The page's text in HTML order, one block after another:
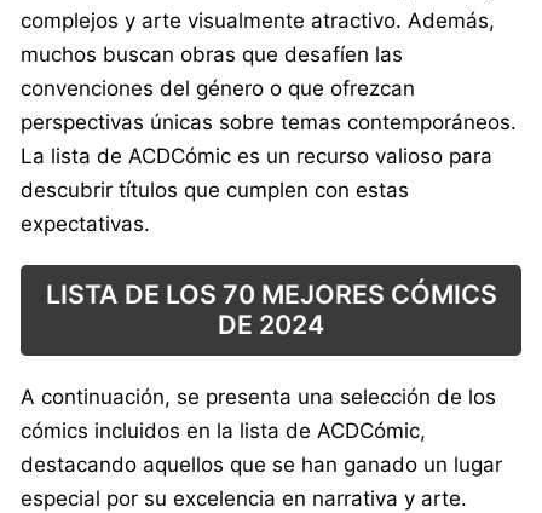
complejos y arte visualmente atractivo. Además,
muchos buscan obras que desafíen las
convenciones del género o que ofrezcan
perspectivas únicas sobre temas contemporáneos.
La lista de ACDCómic es un recurso valioso para
descubrir títulos que cumplen con estas
expectativas.
LISTA DE LOS 70 MEJORES CÓMICS
DE 2024
A continuación, se presenta una selección de los
cómics incluidos en la lista de ACDCómic,
destacando aquellos que se han ganado un lugar
especial por su excelencia en narrativa y arte.